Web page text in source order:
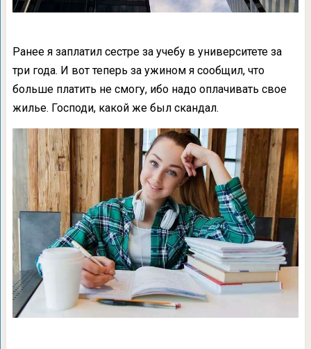
Ранее я заплатил сестре за учебу в университете за
три года. И вот теперь за ужином я сообщил, что
больше платить не смогу, ибо надо оплачивать свое
жилье. Господи, какой же был скандал.